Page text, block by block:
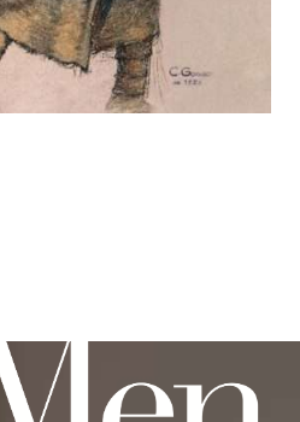
plusieurs
variations.
Les